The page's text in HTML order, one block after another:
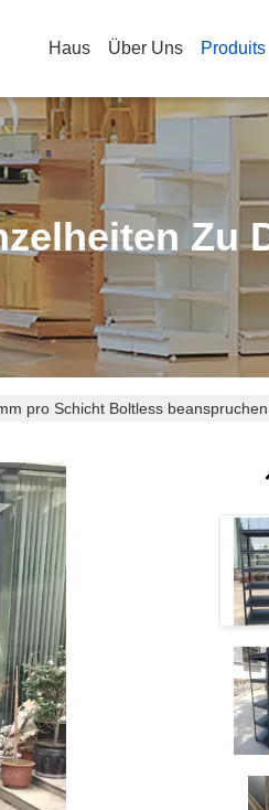
Haus Über Uns Produits
Zu
pro Schicht Boltless